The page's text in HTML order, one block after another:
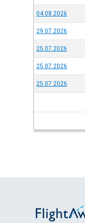
04.08.2026
29.07.2026
25.07.2026
25.07.2026
25.07.2026